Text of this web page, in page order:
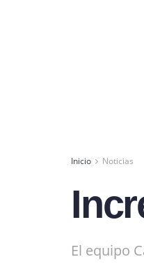
Inicio Noticias
El equipo